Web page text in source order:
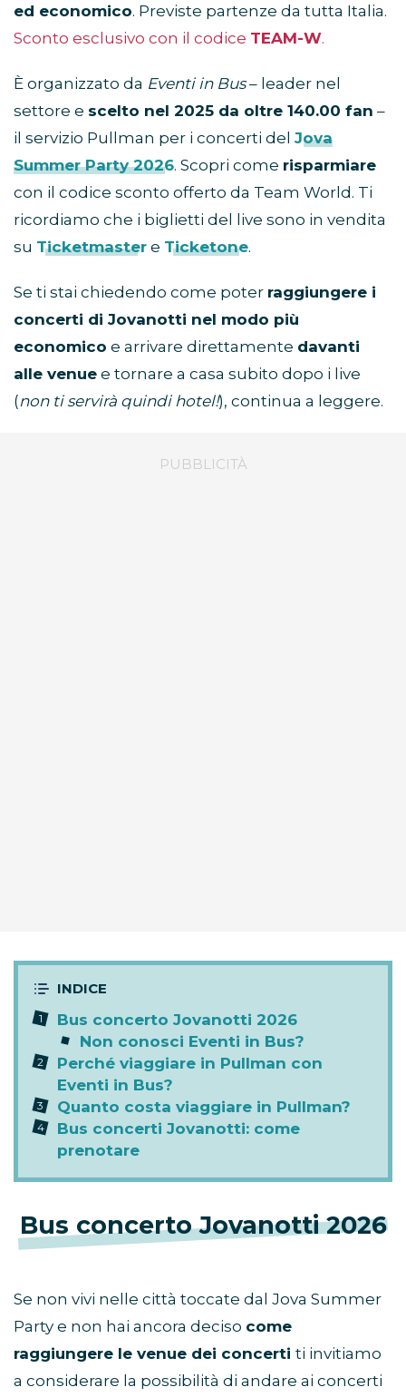
ed economico. Previste partenze da tutta Italia.
Sconto esclusivo con il codice TEAM-W.
È organizzato da Eventi in Bus– leader nel
settore e scelto nel 2025 da oltre 140.00 fan –
il servizio Pullman per i concerti del Jova
Summer Party 2026. Scopri come risparmiare
con il codice sconto offerto da Team World. Ti
ricordiamo che i biglietti del live sono in vendita
su Ticketmaster e Ticketone.
Se ti stai chiedendo come poter raggiungere i
concerti di Jovanotti nel modo più
economico e arrivare direttamente davanti
alle venue e tornare a casa subito dopo i live
(non ti servirà quindi hotel!), continua a leggere.
Bus concerto Jovanotti 2026
Non conosci Eventi in Bus?
Perché viaggiare in Pullman con
Eventi in Bus?
Quanto costa viaggiare in Pullman?
Bus concerti Jovanotti: come
prenotare
Bus concerto Jovanotti 2026
Se non vivi nelle città toccate dal Jova Summer
Party e non hai ancora deciso come
raggiungere le venue dei concerti ti invitiamo
a considerare la possibilità di andare ai concerti